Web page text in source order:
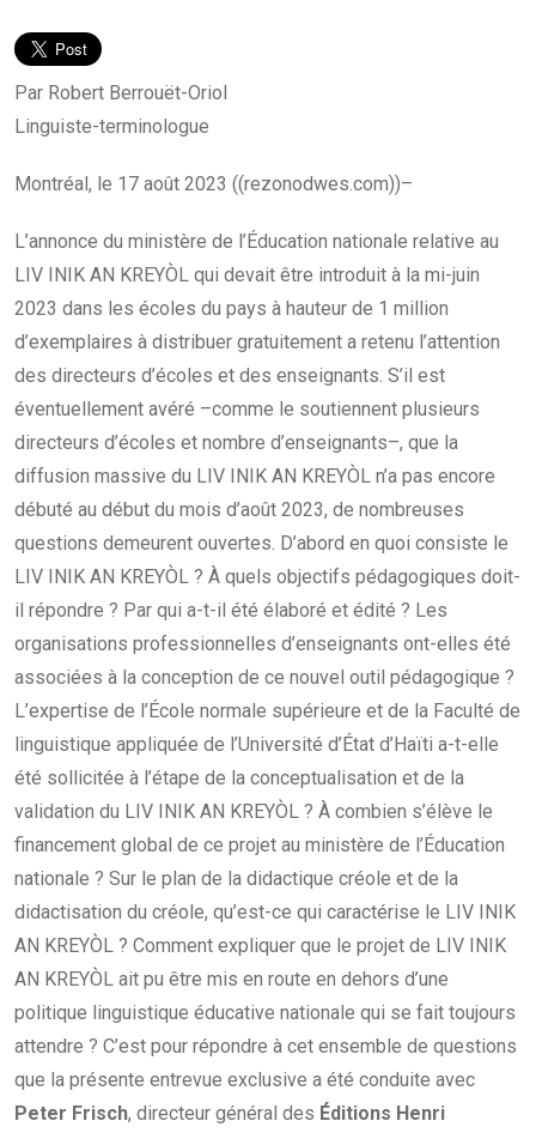
Par Robert Berrouët-Oriol
Linguiste-terminologue
Montréal, le 17 août 2023 ((rezonodwes.com))–
L’annonce du ministère de l’Éducation nationale relative au
LIV INIK AN KREYÒL qui devait être introduit à la mi-juin
2023 dans les écoles du pays à hauteur de 1 million
d’exemplaires à distribuer gratuitement a retenu l’attention
des directeurs d’écoles et des enseignants. S’il est
éventuellement avéré –comme le soutiennent plusieurs
directeurs d’écoles et nombre d’enseignants–, que la
diffusion massive du LIV INIK AN KREYÒL n’a pas encore
débuté au début du mois d’août 2023, de nombreuses
questions demeurent ouvertes. D’abord en quoi consiste le
LIV INIK AN KREYÒL ? À quels objectifs pédagogiques doit-
il répondre ? Par qui a-t-il été élaboré et édité ? Les
organisations professionnelles d’enseignants ont-elles été
associées à la conception de ce nouvel outil pédagogique ?
L’expertise de l’École normale supérieure et de la Faculté de
linguistique appliquée de l’Université d’État d’Haïti a-t-elle
été sollicitée à l’étape de la conceptualisation et de la
validation du LIV INIK AN KREYÒL ? À combien s’élève le
financement global de ce projet au ministère de l’Éducation
nationale ? Sur le plan de la didactique créole et de la
didactisation du créole, qu’est-ce qui caractérise le LIV INIK
AN KREYÒL ? Comment expliquer que le projet de LIV INIK
AN KREYÒL ait pu être mis en route en dehors d’une
politique linguistique éducative nationale qui se fait toujours
attendre ? C’est pour répondre à cet ensemble de questions
que la présente entrevue exclusive a été conduite avec
Peter Frisch, directeur général des Éditions Henri